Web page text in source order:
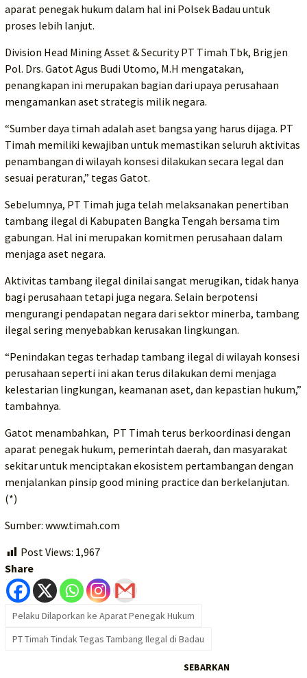
aparat penegak hukum dalam hal ini Polsek Badau untuk
proses lebih lanjut.
Division Head Mining Asset & Security PT Timah Tbk, Brigjen
Pol. Drs. Gatot Agus Budi Utomo, M.H mengatakan,
penangkapan ini merupakan bagian dari upaya perusahaan
mengamankan aset strategis milik negara.
“Sumber daya timah adalah aset bangsa yang harus dijaga. PT
Timah memiliki kewajiban untuk memastikan seluruh aktivitas
penambangan di wilayah konsesi dilakukan secara legal dan
sesuai peraturan,” tegas Gatot.
Sebelumnya, PT Timah juga telah melaksanakan penertiban
tambang ilegal di Kabupaten Bangka Tengah bersama tim
gabungan. Hal ini merupakan komitmen perusahaan dalam
menjaga aset negara.
Aktivitas tambang ilegal dinilai sangat merugikan, tidak hanya
bagi perusahaan tetapi juga negara. Selain berpotensi
mengurangi pendapatan negara dari sektor minerba, tambang
ilegal sering menyebabkan kerusakan lingkungan.
“Penindakan tegas terhadap tambang ilegal di wilayah konsesi
perusahaan seperti ini akan terus dilakukan demi menjaga
kelestarian lingkungan, keamanan aset, dan kepastian hukum,”
tambahnya.
Gatot menambahkan, PT Timah terus berkoordinasi dengan
aparat penegak hukum, pemerintah daerah, dan masyarakat
sekitar untuk menciptakan ekosistem pertambangan dengan
menjalankan pinsip good mining practice dan berkelanjutan.
(*)
Sumber: www.timah.com
Post Views: 1,967
Share
Pelaku Dilaporkan ke Aparat Penegak Hukum
PT Timah Tindak Tegas Tambang Ilegal di Badau
SEBARKAN